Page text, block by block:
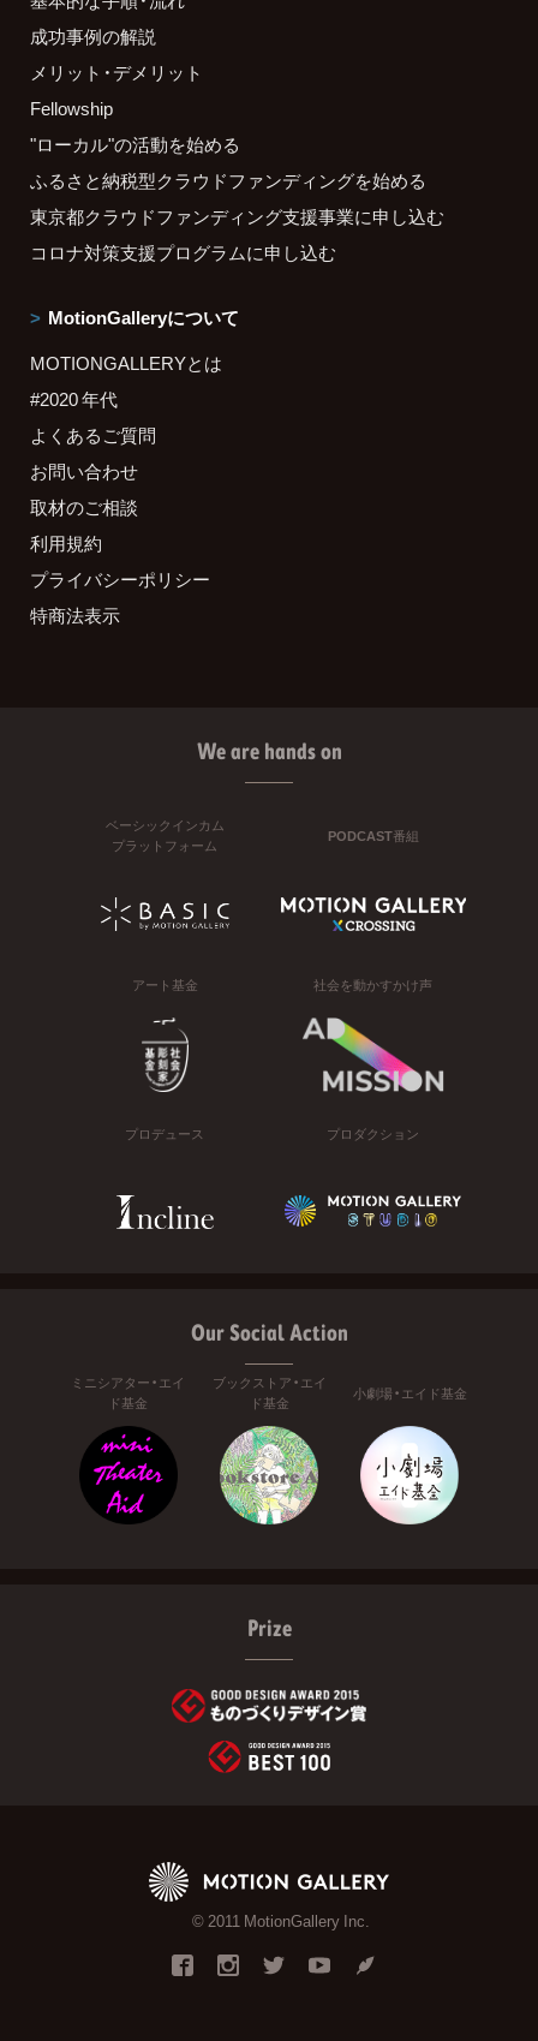
成功事例の解説
メリット・デメリット
Fellowship
"ローカル"の活動を始める
ふるさと納税型クラウドファンディングを始める
東京都クラウドファンディング支援事業に申し込む
コロナ対策支援プログラムに申し込む
MotionGalleryについて
MOTIONGALLERYとは
#2020 年代
よくあるご質問
お問い合わせ
取材のご相談
利用規約
プライバシーポリシー
特商法表示
We are hands on
ベーシックインカム
プラットフォーム
PODCAST番組
アート基金 社会を動かすかけ声
プロデュース プロダクション
Our Social Action
ミニシアター・エイ
ド基金
ブックストア・エイ
ド基金
小劇場・エイド基金
Prize
© 2011 MotionGallery Inc.